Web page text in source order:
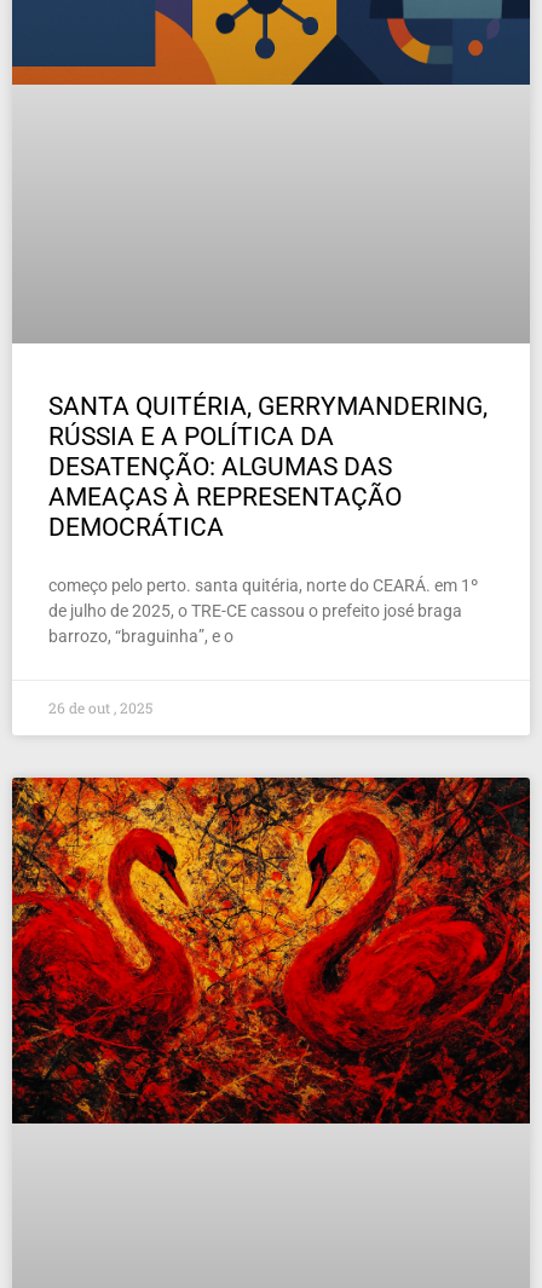
SANTA QUITÉRIA, GERRYMANDERING,
RÚSSIA E A POLÍTICA DA
DESATENÇÃO: ALGUMAS DAS
AMEAÇAS À REPRESENTAÇÃO
DEMOCRÁTICA
começo pelo perto. santa quitéria, norte do CEARÁ. em 1º
de julho de 2025, o TRE-CE cassou o prefeito josé braga
barrozo, “braguinha”, e o
26 de out , 2025